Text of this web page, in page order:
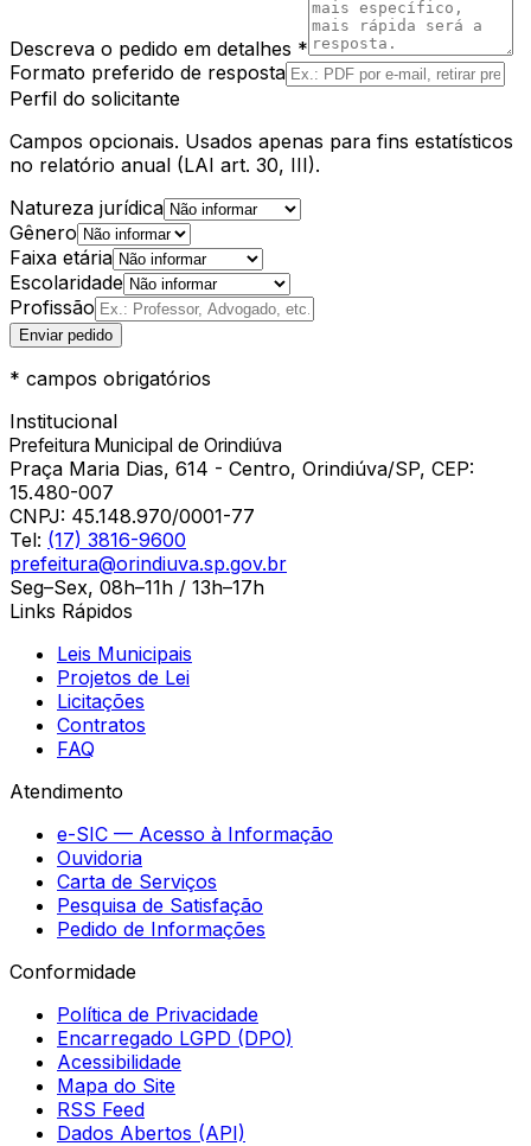
Descreva o pedido em detalhes *
Formato preferido de resposta
Perfil do solicitante
Campos opcionais. Usados apenas para fins estatísticos
no relatório anual (LAI art. 30, III).
Natureza jurídica
Gênero
Faixa etária
Escolaridade
Profissão
Enviar pedido
* campos obrigatórios
Institucional
Prefeitura Municipal de Orindiúva
Praça Maria Dias, 614 - Centro, Orindiúva/SP, CEP:
15.480-007
CNPJ: 45.148.970/0001-77
Tel: (17) 3816-9600
prefeitura@orindiuva.sp.gov.br
Seg–Sex, 08h–11h / 13h–17h
Links Rápidos
Leis Municipais
Projetos de Lei
Licitações
Contratos
FAQ
Atendimento
e-SIC — Acesso à Informação
Ouvidoria
Carta de Serviços
Pesquisa de Satisfação
Pedido de Informações
Conformidade
Política de Privacidade
Encarregado LGPD (DPO)
Acessibilidade
Mapa do Site
RSS Feed
Dados Abertos (API)